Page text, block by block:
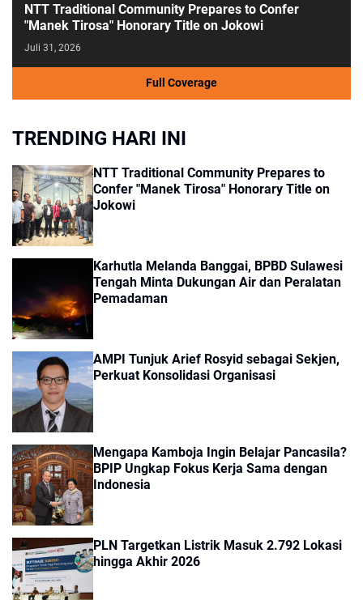
NTT Traditional Community Prepares to Confer
"Manek Tirosa" Honorary Title on Jokowi
Juli 31, 2026
Full Coverage
TRENDING HARI INI
NTT Traditional Community Prepares to
Confer "Manek Tirosa" Honorary Title on
Jokowi
Karhutla Melanda Banggai, BPBD Sulawesi
Tengah Minta Dukungan Air dan Peralatan
Pemadaman
AMPI Tunjuk Arief Rosyid sebagai Sekjen,
Perkuat Konsolidasi Organisasi
Mengapa Kamboja Ingin Belajar Pancasila?
BPIP Ungkap Fokus Kerja Sama dengan
Indonesia
PLN Targetkan Listrik Masuk 2.792 Lokasi
hingga Akhir 2026